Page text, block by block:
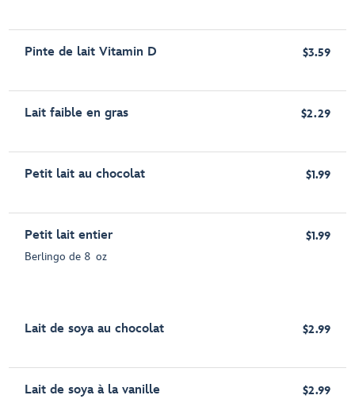
Pinte de lait Vitamin D $3.59
Lait faible en gras $2.29
Petit lait au chocolat $1.99
Petit lait entier
Berlingo de 8 oz
$1.99
Lait de soya au chocolat $2.99
Lait de soya à la vanille $2.99